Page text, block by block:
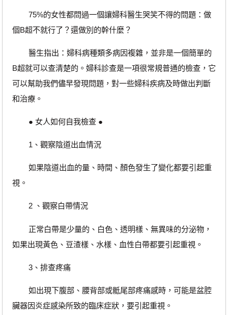
75%的女性都問過一個讓婦科醫生哭笑不得的問題：做
個B超不就行了？還做別的幹什麼？
醫生指出：婦科病種類多病因複雜，並非是一個簡單的
B超就可以查清楚的。婦科診查是一項很常規普通的檢查，它
可以幫助我們儘早發現問題，對一些婦科疾病及時做出判斷
和治療。
● 女人如何自我檢查 ●
1、觀察陰道出血情況
如果陰道出血的量、時間、顏色發生了變化都要引起重
視。
2 、觀察白帶情況
正常白帶是少量的、白色、透明樣、無異味的分泌物，
如果出現黃色、豆渣樣、水樣、血性白帶都要引起重視。
3、排查疼痛
如出現下腹部、腰背部或骶尾部疼痛感時，可能是盆腔
臟器因炎症感染所致的臨床症狀，要引起重視。